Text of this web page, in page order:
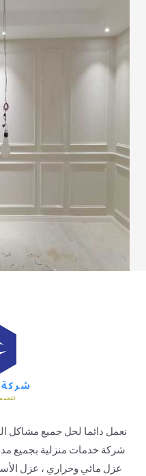
نعمل دائما لحل جميع
شركة خدمات منزلية بجميع
عزل مائي وحراري ، عزل